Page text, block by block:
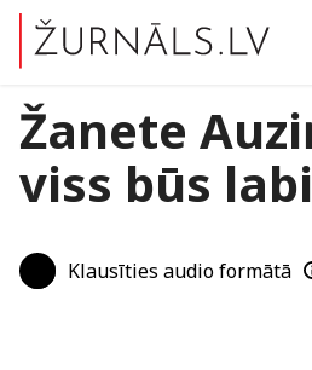
Žanete
viss būs labi
Klausīties audio formātā